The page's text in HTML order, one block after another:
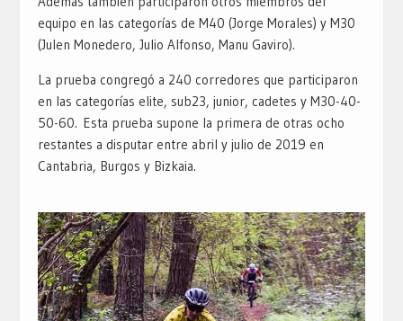
equipo en las categorías de M40 (Jorge Morales) y M30
(Julen Monedero, Julio Alfonso, Manu Gaviro).
La prueba congregó a 240 corredores que participaron
en las categorías elite, sub23, junior, cadetes y M30-40-
50-60. Esta prueba supone la primera de otras ocho
restantes a disputar entre abril y julio de 2019 en
Cantabria, Burgos y Bizkaia.